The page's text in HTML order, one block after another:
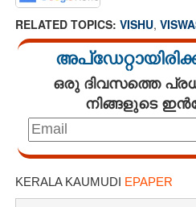
RELATED TOPICS: VISHU,
ഒരു ദിവസത്തെ
നിങ്ങളുടെ
KERALA KAUMUDI EPAPER